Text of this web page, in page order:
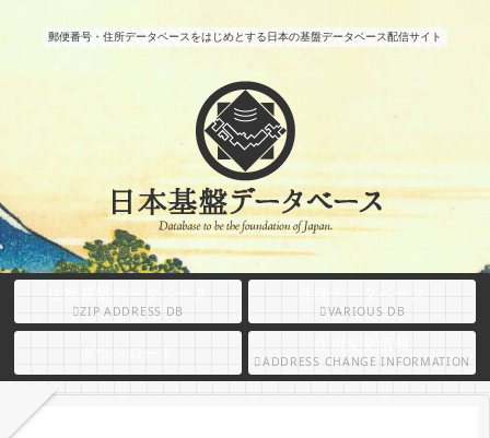
郵便番号・住所データベースをはじめとする日本の基盤データベース配信サイト
住所基盤データベース
ZIP ADDRESS DB VARIOUS DB
ADDRESS CHANGE INFORMATION